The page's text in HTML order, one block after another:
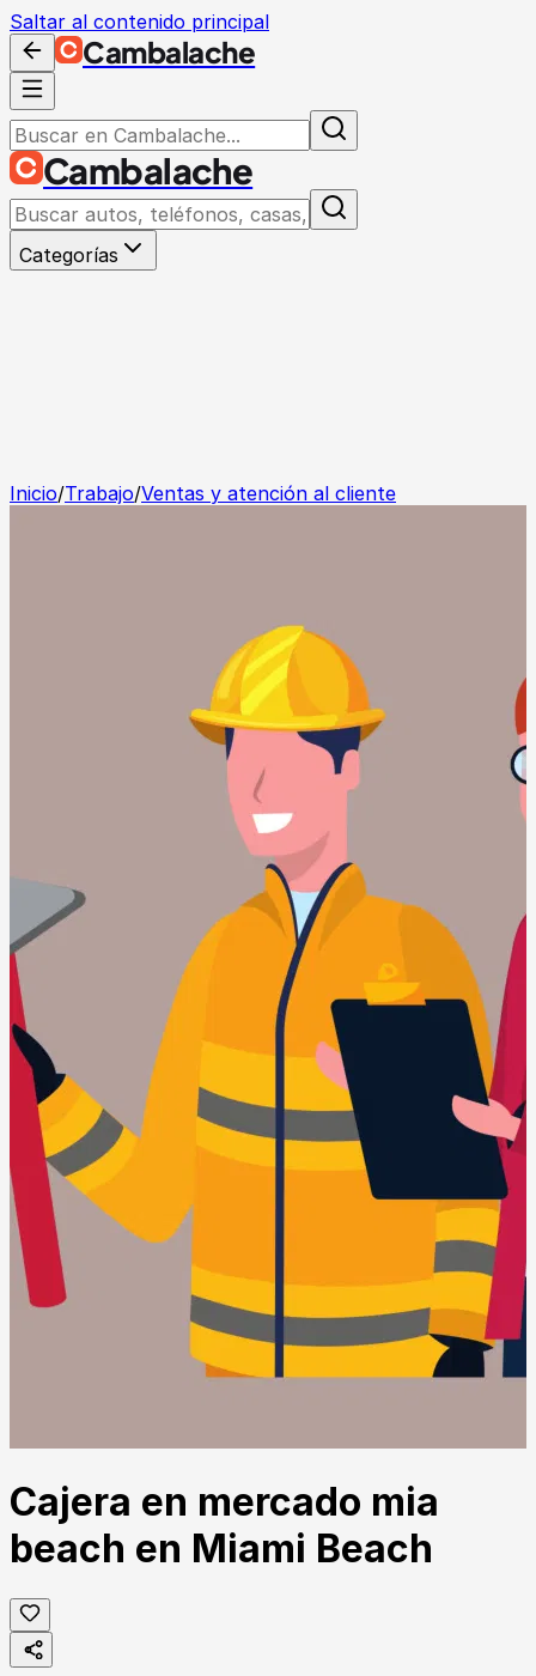
Saltar al contenido principal
Cambalache
Cambalache
Categorías
Inicio/Trabajo/Ventas y atención al cliente
Cajera en mercado mia
beach en Miami Beach